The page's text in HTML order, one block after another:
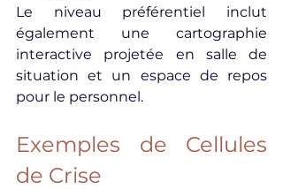
Le niveau préférentiel inclut
également une cartographie
interactive projetée en salle de
situation et un espace de repos
pour le personnel.
Exemples de Cellules
de Crise